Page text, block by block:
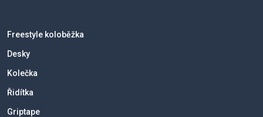
Freestyle koloběžka
Desky
Kolečka
Řidítka
Griptape